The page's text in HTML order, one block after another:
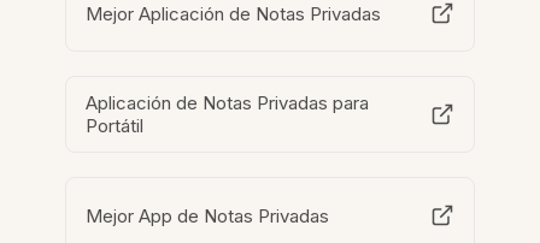
Mejor Aplicación de Notas Privadas
Aplicación de Notas Privadas para
Portátil
Mejor App de Notas Privadas